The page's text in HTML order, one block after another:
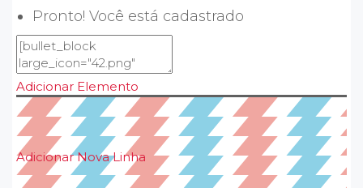
Pronto! Você está cadastrado
Adicionar Elemento
Adicionar Nova Linha